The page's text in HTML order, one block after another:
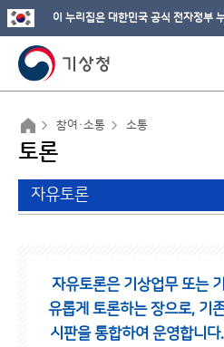
이 누리집은 대한민국 공식 전자정부
참여·소통 소통
토론
자유토론
자유토론은 기상업무 또는
유롭게 토론하는 장으로, 기
시판을 통합하여 운영합니다.